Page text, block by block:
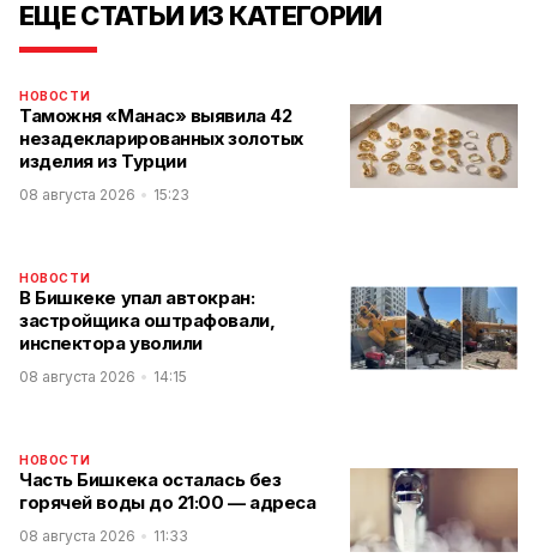
ЕЩЕ СТАТЬИ ИЗ КАТЕГОРИИ
НОВОСТИ
Таможня «Манас» выявила 42
незадекларированных золотых
изделия из Турции
08 августа 2026 15:23
НОВОСТИ
В Бишкеке упал автокран:
застройщика оштрафовали,
инспектора уволили
08 августа 2026 14:15
НОВОСТИ
Часть Бишкека осталась без
горячей воды до 21:00 — адреса
08 августа 2026 11:33